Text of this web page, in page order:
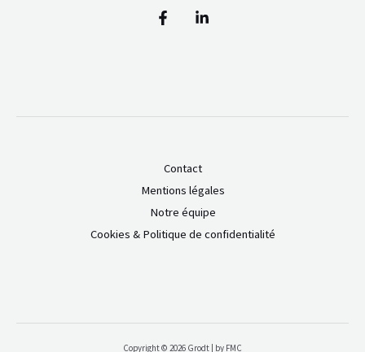
Contact
Mentions légales
Notre équipe
Cookies & Politique de confidentialité
Copyright © 2026 Grodt | by FMC